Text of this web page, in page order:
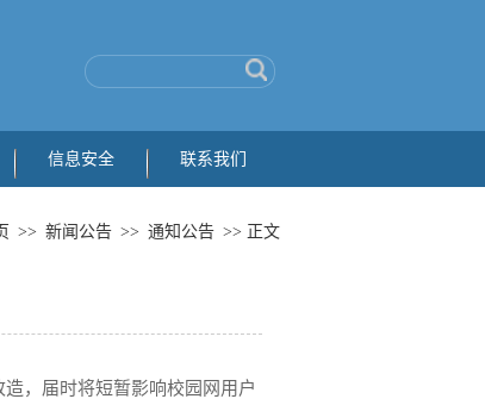
信息安全 联系我们
>> 新闻公告 >> 通知公告 >> 正文
，届时将短暂影响校园网用户